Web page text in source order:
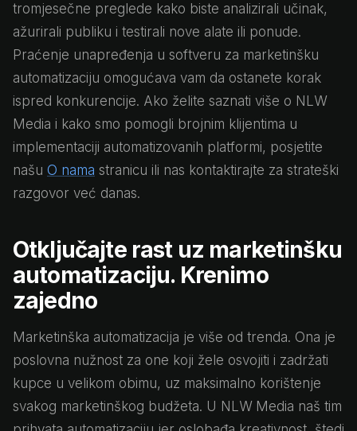
tromjesečne preglede kako biste analizirali učinak,
ažurirali publiku i testirali nove alate ili ponude.
Praćenje unapređenja u softveru za marketinšku
automatizaciju omogućava vam da ostanete korak
ispred konkurencije. Ako želite saznati više o NLW
Media i kako smo pomogli brojnim klijentima u
implementaciji automatizovanih platformi, posjetite
našu O nama stranicu ili nas kontaktirajte za strateški
razgovor već danas.
Otključajte rast uz marketinšku
automatizaciju. Krenimo
zajedno
Marketinška automatizacija je više od trenda. Ona je
poslovna nužnost za one koji žele osvojiti i zadržati
kupce u velikom obimu, uz maksimalno korištenje
svakog marketinškog budžeta. U NLW Media naš tim